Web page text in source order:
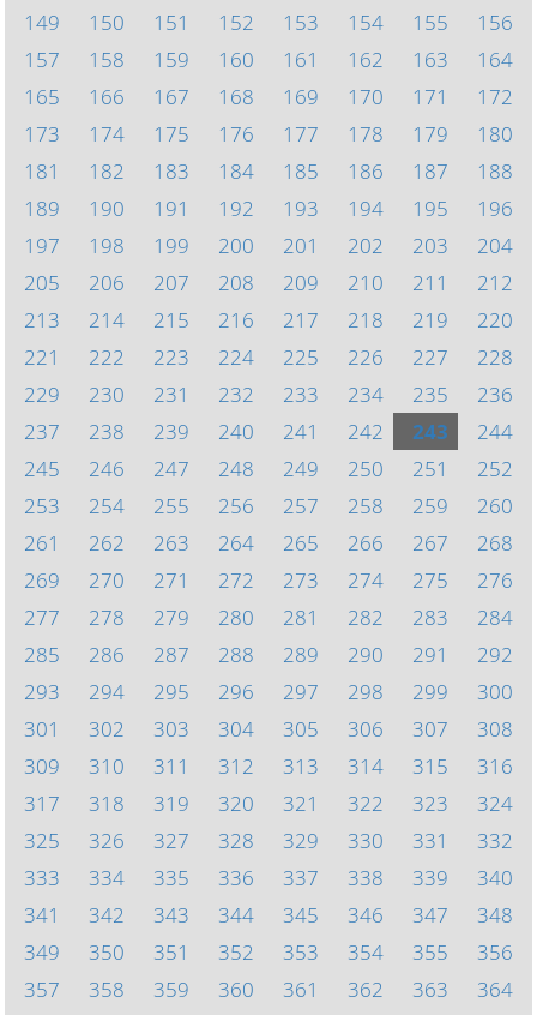
149
150 151 152 153 154 155
156
157
158 159 160 161 162 163
164
165
166 167 168 169 170 171
172
173
174 175 176 177 178 179
180
181
182 183 184 185 186 187
188
189
190 191 192 193 194 195
196
197
198 199 200 201 202 203
204
205
206 207 208 209 210 211
212
213
214 215 216 217 218 219
220
221
222 223 224 225 226 227
228
229
230 231 232 233 234 235
236
237
238 239 240 241 242 243
244
245
246 247 248 249 250 251
252
253
254 255 256 257 258 259
260
261
262 263 264 265 266 267
268
269
270 271 272 273 274 275
276
277
278 279 280 281 282 283
284
285
286 287 288 289 290 291
292
293
294 295 296 297 298 299
300
301
302 303 304 305 306 307
308
309
310 311 312 313 314 315
316
317
318 319 320 321 322 323
324
325
326 327 328 329 330 331
332
333
334 335 336 337 338 339
340
341
342 343 344 345 346 347
348
349
350 351 352 353 354 355
356
357
358 359 360 361 362 363
364